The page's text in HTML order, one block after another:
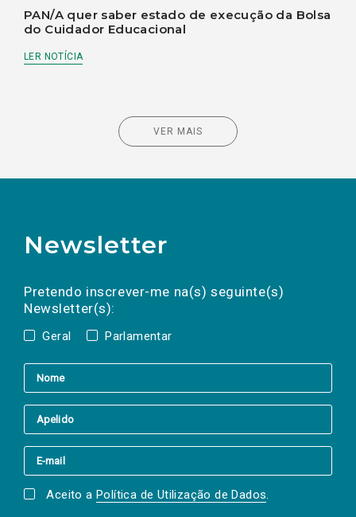
PAN/A quer saber estado de execução da Bolsa
do Cuidador Educacional
LER NOTÍCIA
VER MAIS
Newsletter
Pretendo inscrever-me na(s) seguinte(s)
Newsletter(s):
Geral Parlamentar
a(s) newsletter(s).
mail
Aceito a Política de Utilização de Dados.